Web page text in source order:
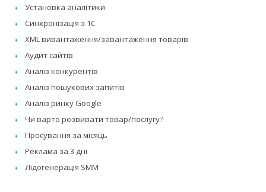
Установка аналітики
Синхронізація з 1C
XML вивантаження/завантаження товарів
Аудит сайтів
Аналіз конкурентів
Аналіз пошукових запитів
Аналіз ринку Google
Чи варто розвивати товар/послугу?
Просування за місяць
Реклама за 3 дні
Лідогенерація SMM